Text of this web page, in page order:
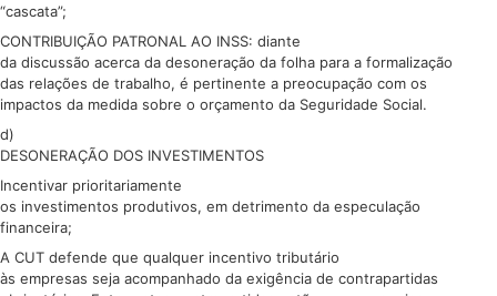
“cascata”;
CONTRIBUIÇÃO PATRONAL AO INSS: diante
da discussão acerca da desoneração da folha para a formalização
das relações de trabalho, é pertinente a preocupação com os
impactos da medida sobre o orçamento da Seguridade Social.
d)
DESONERAÇÃO DOS INVESTIMENTOS
Incentivar prioritariamente
os investimentos produtivos, em detrimento da especulação
financeira;
A CUT defende que qualquer incentivo tributário
às empresas seja acompanhado da exigência de contrapartidas